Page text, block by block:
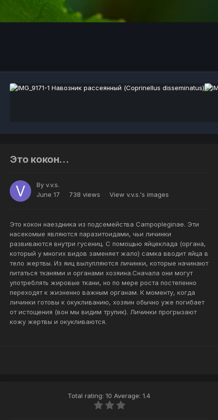
Это кокон...
By v.v.s.
June 17
738 views View v.v.s.'s images
Это кокон наездника из подсемейства Campopleginae. Эти
насекомые являются паразитоидами, чьи личинки
развиваются внутри гусениц. С помощью яйцеклада (органа,
который у многих видов заменяет жало) самка вводит яйца в
тело жертвы. Из яиц вылупляются личинки, которые начинают
питаться тканями и органами хозяина.Сначала они могут
употреблять жировые ткани, но по мере роста постепенно
переходят к жизненно важным органам. К моменту, когда
личинки готовы к окукливанию, хозяин обычно уже погибает
от истощения (вон мы видим трупик). Личинки прогрызают
кожу жертвы и окукливаются.
Total rating: 10 Average: 1.4